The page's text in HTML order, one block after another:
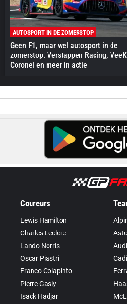
AUTOSPORT IN DE ZOMERSTOP
Geen F1, maar wel autosport in de
zomerstop: Verstappen Racing,
Coronel en meer in actie
Coureurs
Lewis Hamilton
Charles Leclerc
Lando Norris
Oscar Piastri
Franco Colapinto
Pierre Gasly
Isack Hadjar